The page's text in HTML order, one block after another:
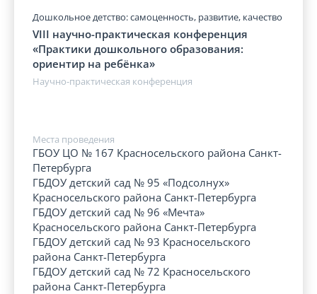
Дошкольное детство: самоценность, развитие, качество
VIII научно-практическая конференция
«Практики дошкольного образования:
ориентир на ребёнка»
Научно-практическая конференция
Места проведения
ГБОУ ЦО № 167 Красносельского района Санкт-
Петербурга
ГБДОУ детский сад № 95 «Подсолнух»
Красносельского района Санкт-Петербурга
ГБДОУ детский сад № 96 «Мечта»
Красносельского района Санкт-Петербурга
ГБДОУ детский сад № 93 Красносельского
района Санкт-Петербурга
ГБДОУ детский сад № 72 Красносельского
района Санкт-Петербурга